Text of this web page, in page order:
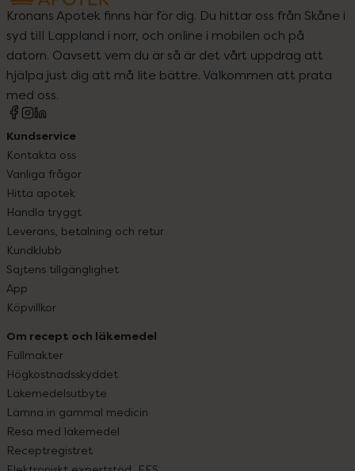
Kronans Apotek finns här för dig. Du hittar oss från Skåne i
syd till Lappland i norr, och online i mobilen och på
datorn. Oavsett vem du är så är det vårt uppdrag att
hjälpa just dig att må lite bättre. Välkommen att prata
med oss.
Kundservice
Kontakta oss
Vanliga frågor
Hitta apotek
Handla tryggt
Leverans, betalning och retur
Kundklubb
Sajtens tillgänglighet
App
Köpvillkor
Om recept och läkemedel
Fullmakter
Högkostnadsskyddet
Läkemedelsutbyte
Lämna in gammal medicin
Resa med läkemedel
Receptregistret